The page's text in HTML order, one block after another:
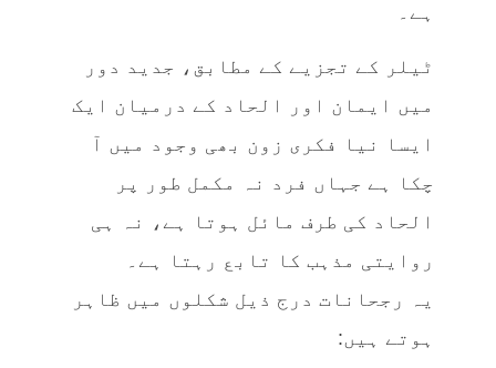
ہے۔
ٹیلر کے تجزیے کے مطابق، جدید دور
میں ایمان اور الحاد کے درمیان ایک
ایسا نیا فکری زون بھی وجود میں آ
چکا ہے جہاں فرد نہ مکمل طور پر
الحاد کی طرف مائل ہوتا ہے، نہ ہی
روایتی مذہب کا تابع رہتا ہے۔
یہ رجحانات درج ذیل شکلوں میں ظاہر
ہوتے ہیں: